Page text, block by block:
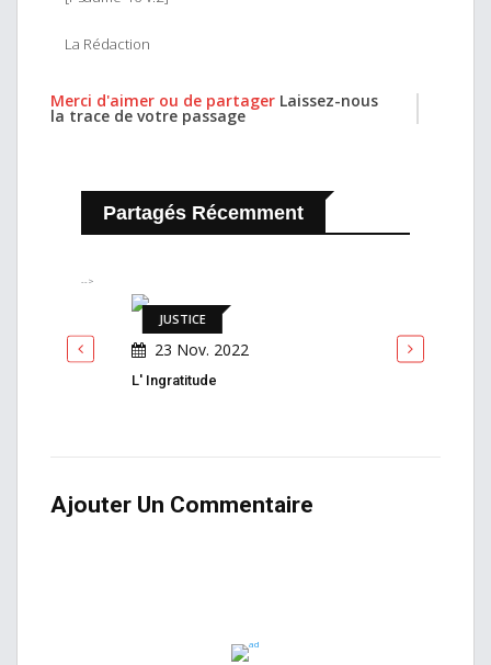
La Rédaction
Merci d'aimer ou de partager Laissez-nous
la trace de votre passage
Partagés Récemment
-->
JUSTICE
23 Nov. 2022
L' Ingratitude
Ajouter Un Commentaire